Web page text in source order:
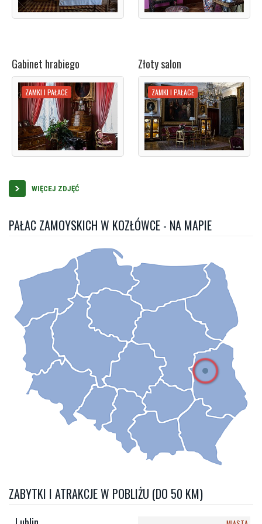
Gabinet hrabiego
ZAMKI I PAŁACE
Złoty salon
ZAMKI I PAŁACE
WIĘCEJ ZDJĘĆ
PAŁAC ZAMOYSKICH W KOZŁÓWCE - NA MAPIE
ZABYTKI I ATRAKCJE W POBLIŻU (DO 50 KM)